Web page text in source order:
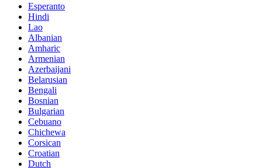
Esperanto
Hindi
Lao
Albanian
Amharic
Armenian
Azerbaijani
Belarusian
Bengali
Bosnian
Bulgarian
Cebuano
Chichewa
Corsican
Croatian
Dutch